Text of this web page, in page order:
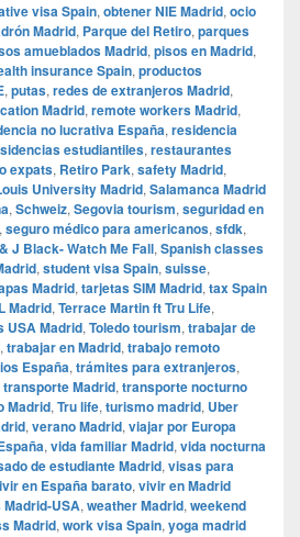
visa Spain, obtener NIE Madrid, ocio
Madrid, Parque del Retiro, parques
amueblados Madrid, pisos en Madrid,
insurance Spain, productos
, putas, redes de extranjeros Madrid,
Madrid, remote workers Madrid,
no lucrativa España, residencia
estudiantiles, restaurantes
expats, Retiro Park, safety Madrid,
University Madrid, Salamanca Madrid
, Schweiz, Segovia tourism, seguridad en
, seguro médico para americanos, sfdk,
J Black- Watch Me Fall, Spanish classes
, student visa Spain, suisse,
Madrid, tarjetas SIM Madrid, tax Spain
Madrid, Terrace Martin ft Tru Life,
USA Madrid, Toledo tourism, trabajar de
, trabajar en Madrid, trabajo remoto
España, trámites para extranjeros,
transporte Madrid, transporte nocturno
Madrid, Tru life, turismo madrid, Uber
, verano Madrid, viajar por Europa
, vida familiar Madrid, vida nocturna
de estudiante Madrid, visas para
en España barato, vivir en Madrid
USA, weather Madrid, weekend
Madrid, work visa Spain, yoga madrid